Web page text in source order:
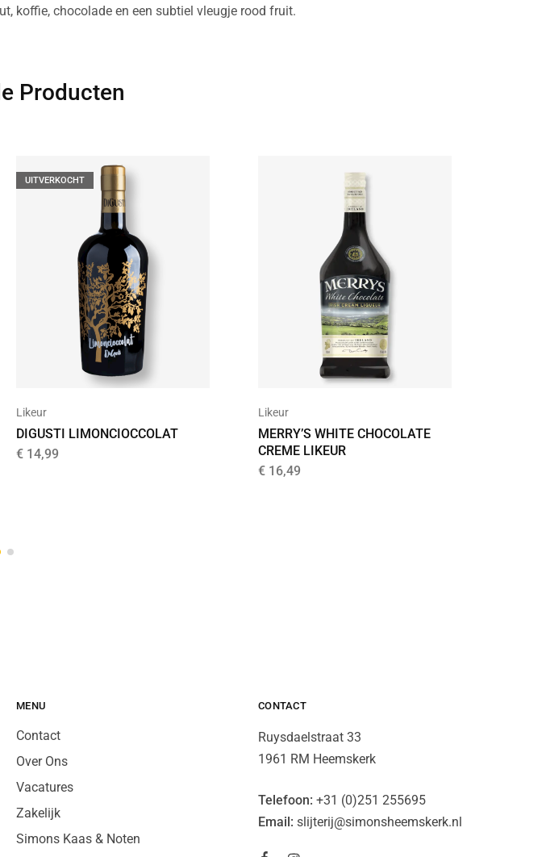
koffie, chocolade en een subtiel vleugje rood fruit.
Producten
UITVERKOCHT
Likeur
DIGUSTI LIMONCIOCCOLAT
€ 14,99
Likeur
MERRY’S WHITE CHOCOLATE
CREME LIKEUR
€ 16,49
MENU
Contact
Over Ons
Vacatures
Zakelijk
Simons Kaas & Noten
CONTACT
Ruysdaelstraat 33
1961 RM Heemskerk
Telefoon: +31 (0)251 255695
Email: slijterij@simonsheemskerk.nl